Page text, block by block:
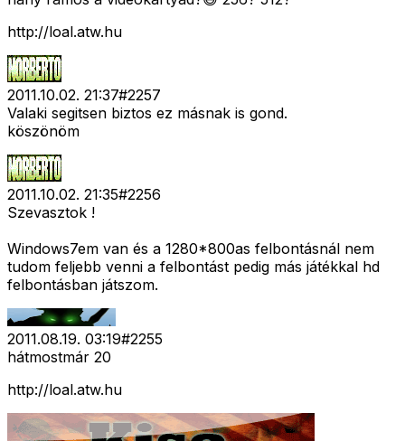
http://loal.atw.hu
2011.10.02. 21:37#2257
Valaki segitsen biztos ez másnak is gond.
köszönöm
2011.10.02. 21:35#2256
Szevasztok !
Windows7em van és a 1280*800as felbontásnál nem
tudom feljebb venni a felbontást pedig más játékkal hd
felbontásban játszom.
2011.08.19. 03:19#2255
hátmostmár 20
http://loal.atw.hu